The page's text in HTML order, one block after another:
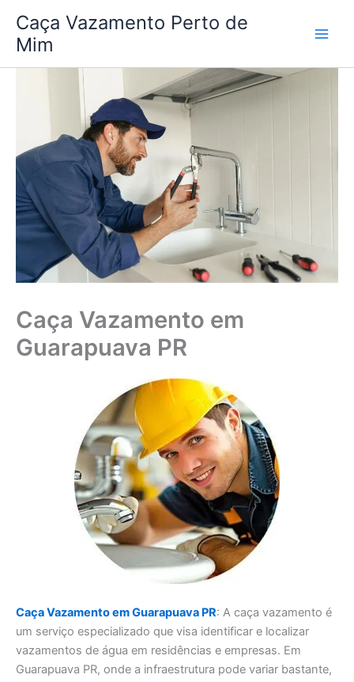
para
conteúdo
Caça Vazamento Perto de
Mim
Caça Vazamento em
Guarapuava PR
Caça Vazamento em Guarapuava PR: A caça vazamento é
um serviço especializado que visa identificar e localizar
vazamentos de água em residências e empresas. Em
Guarapuava PR, onde a infraestrutura pode variar bastante,